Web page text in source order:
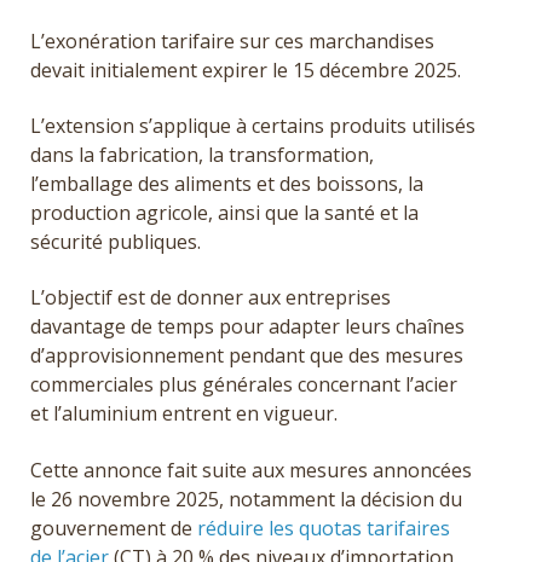
L’exonération tarifaire sur ces marchandises
devait initialement expirer le 15 décembre 2025.
L’extension s’applique à certains produits utilisés
dans la fabrication, la transformation,
l’emballage des aliments et des boissons, la
production agricole, ainsi que la santé et la
sécurité publiques.
L’objectif est de donner aux entreprises
davantage de temps pour adapter leurs chaînes
d’approvisionnement pendant que des mesures
commerciales plus générales concernant l’acier
et l’aluminium entrent en vigueur.
Cette annonce fait suite aux mesures annoncées
le 26 novembre 2025, notamment la décision du
gouvernement de réduire les quotas tarifaires